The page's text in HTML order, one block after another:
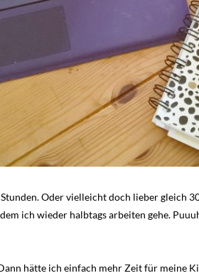
Oder vielleicht doch lieber gleich
ich wieder halbtags arbeiten gehe.
hätte ich einfach mehr Zeit für meine